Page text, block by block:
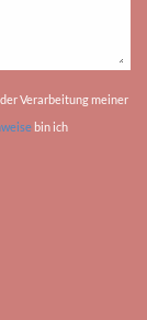
Verarbeitung meiner
bin ich